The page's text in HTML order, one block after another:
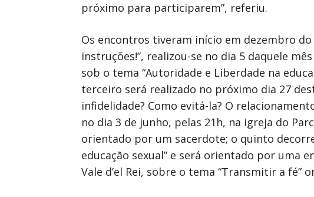
próximo para participarem”, referiu.
Os encontros tiveram início em dezembro
instruções!”, realizou-se no dia 5 daquele
sob o tema “Autoridade e Liberdade na
terceiro será realizado no próximo dia 27
infidelidade? Como evitá-la? O
no dia 3 de junho, pelas 21h, na igreja do
orientado por um sacerdote; o quinto
educação sexual” e será orientado por uma
Vale d’el Rei, sobre o tema “Transmitir a fé”